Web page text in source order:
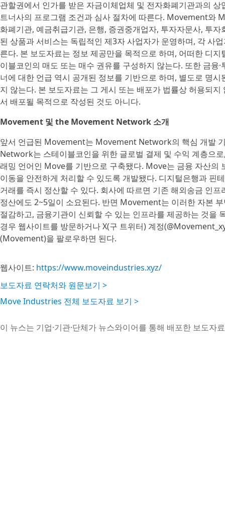
관할권에서 인가를 받은 자금이체업체 및 전자화폐기관과의
트너사의 프로그램 조건과 심사 절차에 따른다. Movement
화폐기관, 예금취급기관, 은행, 증권중개업자, 투자자문사, 투
된 상품과 서비스는 독립적인 제3자 사업자가 운영하며, 각 사
른다. 본 보도자료는 정보 제공만을 목적으로 하며, 어떠한 디
이블코인의 매도 또는 매수 권유를 구성하지 않는다. 또한 금융
너에 대한 언급 역시 공개된 정보를 기반으로 하며, 별도로 명
지 않는다. 본 보도자료는 그 게시 또는 배포가 법률상 허용되
서 배포될 목적으로 작성된 것도 아니다.
Movement 및 the Movement Network 소개
앞서 언급된 Movement는 Movement Network의 핵심 개발
Network는 스테이블코인을 위한 글로벌 결제 및 수익 계층으
래밍 언어인 Move를 기반으로 구축됐다. Move는 금융 자산의
이동을 안전하게 처리할 수 있도록 개발됐다. 디지털은행과
거래를 즉시 정산할 수 있다. 회사에 따르면 기존 해외송금 인
정산에도 2~5일이 소요된다. 반면 Movement는 이러한 자본
절감하고, 금융기관이 신뢰할 수 있는 인프라를 제공하는 것
경우 웹사이트를 방문하거나 X(구 트위터) 계정
(Movement)을 팔로우하면 된다.
웹사이트: https://www.moveindustries.xyz/
보도자료 연락처와 원문보기 >
Move Industries 전체 보도자료 보기 >
이 뉴스는 기업·기관·단체가 뉴스와이어를 통해 배포한 보도자